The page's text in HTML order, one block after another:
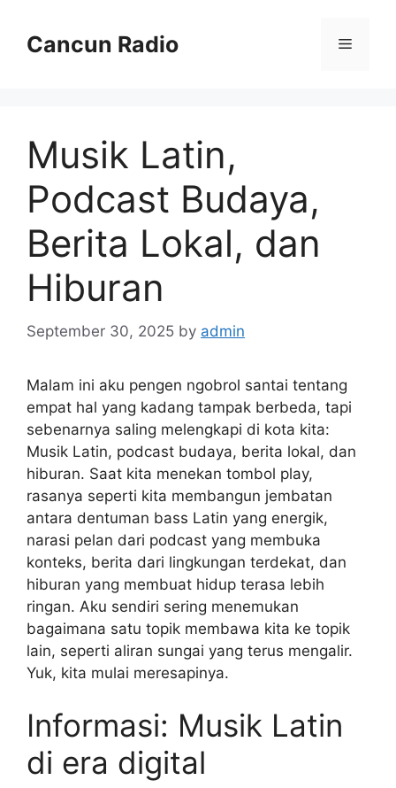
contentCancun Radio Menu
Musik Latin,
Podcast Budaya,
Berita Lokal, dan
Hiburan
September 30, 2025 by admin
Malam ini aku pengen ngobrol santai tentang
empat hal yang kadang tampak berbeda, tapi
sebenarnya saling melengkapi di kota kita:
Musik Latin, podcast budaya, berita lokal, dan
hiburan. Saat kita menekan tombol play,
rasanya seperti kita membangun jembatan
antara dentuman bass Latin yang energik,
narasi pelan dari podcast yang membuka
konteks, berita dari lingkungan terdekat, dan
hiburan yang membuat hidup terasa lebih
ringan. Aku sendiri sering menemukan
bagaimana satu topik membawa kita ke topik
lain, seperti aliran sungai yang terus mengalir.
Yuk, kita mulai meresapinya.
Informasi: Musik Latin
di era digital